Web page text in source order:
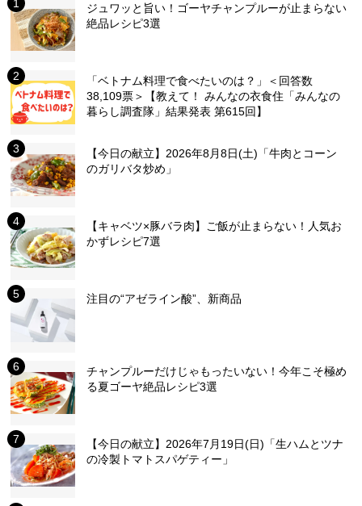
ジュワッと旨い！ゴーヤチャンプルーが止まらない
絶品レシピ3選
「ベトナム料理で食べたいのは？」＜回答数
38,109票＞【教えて！ みんなの衣食住「みんなの
暮らし調査隊」結果発表 第615回】
【今日の献立】2026年8月8日(土)「牛肉とコーン
のガリバタ炒め」
【キャベツ×豚バラ肉】ご飯が止まらない！人気お
かずレシピ7選
注目の“アゼライン酸”、新商品
チャンプルーだけじゃもったいない！今年こそ極め
る夏ゴーヤ絶品レシピ3選
【今日の献立】2026年7月19日(日)「生ハムとツナ
の冷製トマトスパゲティー」